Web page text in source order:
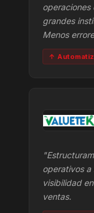
operaciones
grandes
Menos
↑
operativos a
visibilidad
ventas.